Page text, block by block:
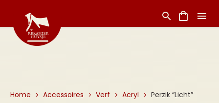
Home Accessoires Verf Acryl Perzik “Licht”